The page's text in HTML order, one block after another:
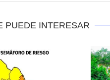
PUEDE INTERESAR